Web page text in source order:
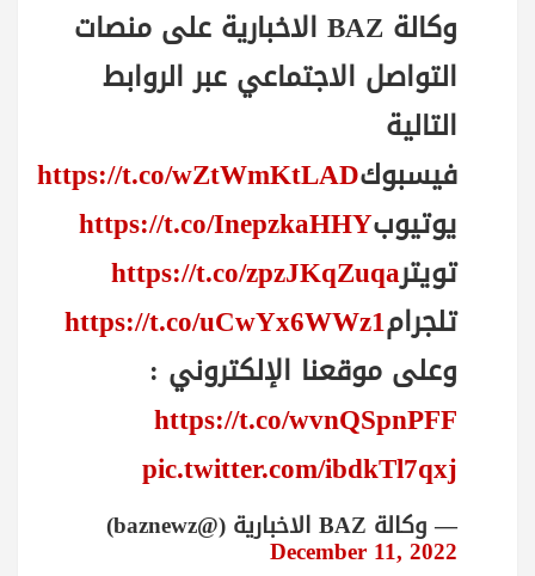
وكالة BAZ الاخبارية على منصات
التواصل الاجتماعي عبر الروابط
التالية
فيسبوكhttps://t.co/wZtWmKtLAD
يوتيوبhttps://t.co/InepzkaHHY
تويترhttps://t.co/zpzJKqZuqa
تلجرامhttps://t.co/uCwYx6WWz1
وعلى موقعنا الإلكتروني :
https://t.co/wvnQSpnPFF
pic.twitter.com/ibdkTl7qxj
— وكالة BAZ الاخبارية (@baznewz)
December 11, 2022